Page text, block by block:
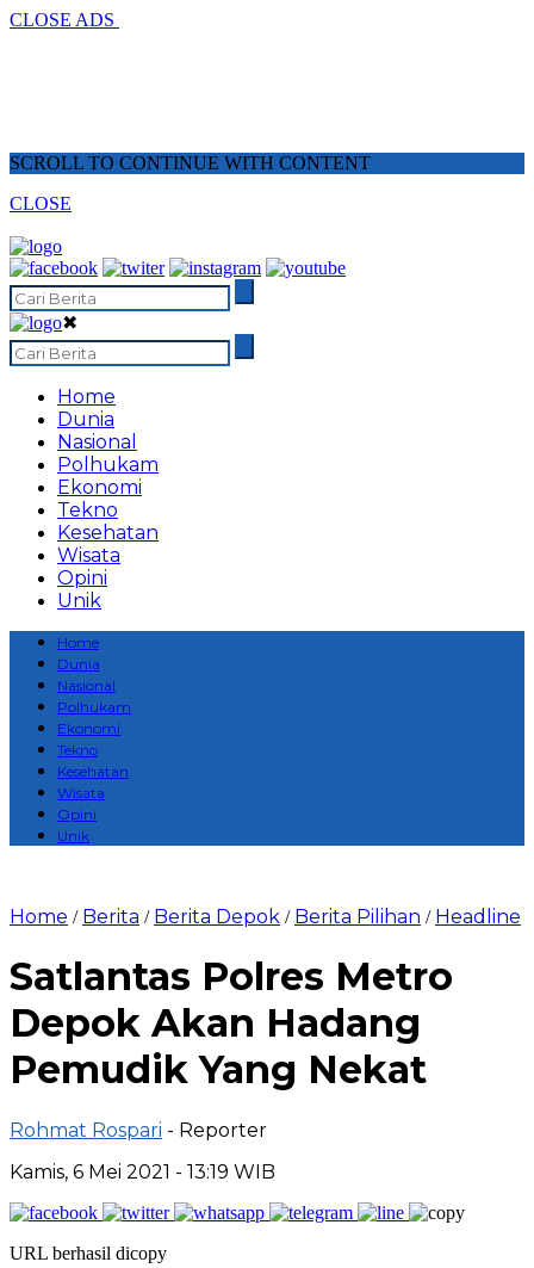
CLOSE ADS
SCROLL TO CONTINUE WITH CONTENT
CLOSE
✖
Home
Dunia
Nasional
Polhukam
Ekonomi
Tekno
Kesehatan
Wisata
Opini
Unik
Home
Dunia
Nasional
Polhukam
Ekonomi
Tekno
Kesehatan
Wisata
Opini
Unik
Home / Berita / Berita Depok / Berita Pilihan / Headline
Satlantas Polres Metro
Depok Akan Hadang
Pemudik Yang Nekat
Rohmat Rospari - Reporter
Kamis, 6 Mei 2021 - 13:19 WIB
URL berhasil dicopy